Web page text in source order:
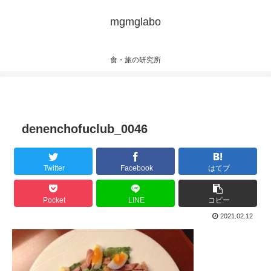
mgmglabo
食・旅の研究所
denenchofuclub_0046
Twitter Facebook はてブ
Pocket LINE コピー
2021.02.12